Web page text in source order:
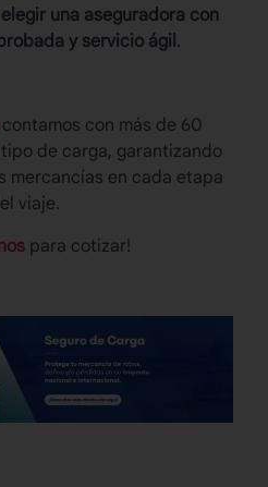
una aseguradora con
y servicio ágil.
contamos con más de 60
de carga, garantizando
mercancías en cada etapa
viaje.
para cotizar!